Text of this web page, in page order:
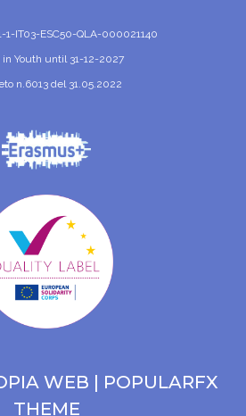
1-IT03-ESC50-QLA-000021140
Youth until 31-12-2027
n.6013 del 31.05.2022
WEB | POPULARFX
THEME